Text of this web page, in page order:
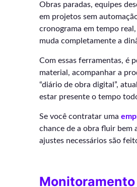
Obras paradas, equipes
em projetos sem
cronograma em tempo
muda completamente a
Com essas ferramentas, é
material, acompanhar a
“diário de obra digital”,
estar presente o tempo
Se você contratar uma
chance de a obra fluir bem
ajustes necessários são